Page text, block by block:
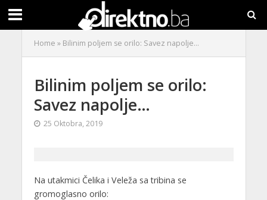
Home » Bilinim poljem se orilo: Savez napolje…
Bilinim poljem se orilo:
Savez napolje…
25 Oktobra, 2019
Na utakmici Čelika i Veleža sa tribina se
gromoglasno orilo: